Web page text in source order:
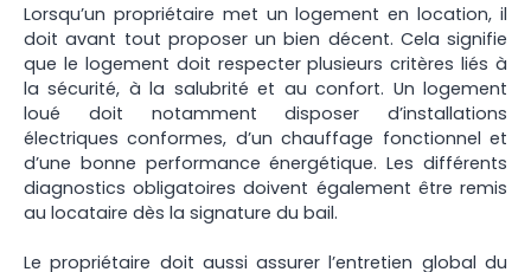
Lorsqu’un propriétaire met un logement en location, il
doit avant tout proposer un bien décent. Cela signifie
que le logement doit respecter plusieurs critères liés à
la sécurité, à la salubrité et au confort. Un logement
loué doit notamment disposer d’installations
électriques conformes, d’un chauffage fonctionnel et
d’une bonne performance énergétique. Les différents
diagnostics obligatoires doivent également être remis
au locataire dès la signature du bail.
Le propriétaire doit aussi assurer l’entretien global du